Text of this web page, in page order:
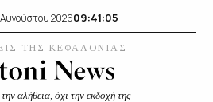
202609:41:05
ΤΗΣ ΚΕΦΑΛΟΝΙΑΣ
αλήθεια, όχι την εκδοχή της